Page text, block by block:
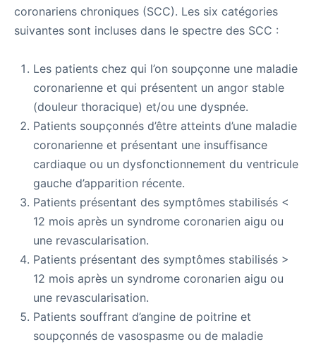
coronariens chroniques (SCC). Les six catégories
suivantes sont incluses dans le spectre des SCC :
Les patients chez qui l’on soupçonne une maladie
coronarienne et qui présentent un angor stable
(douleur thoracique) et/ou une dyspnée.
Patients soupçonnés d’être atteints d’une maladie
coronarienne et présentant une insuffisance
cardiaque ou un dysfonctionnement du ventricule
gauche d’apparition récente.
Patients présentant des symptômes stabilisés <
12 mois après un syndrome coronarien aigu ou
une revascularisation.
Patients présentant des symptômes stabilisés >
12 mois après un syndrome coronarien aigu ou
une revascularisation.
Patients souffrant d’angine de poitrine et
soupçonnés de vasospasme ou de maladie